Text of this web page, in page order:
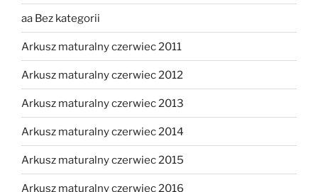
aa Bez kategorii
Arkusz maturalny czerwiec 2011
Arkusz maturalny czerwiec 2012
Arkusz maturalny czerwiec 2013
Arkusz maturalny czerwiec 2014
Arkusz maturalny czerwiec 2015
Arkusz maturalny czerwiec 2016